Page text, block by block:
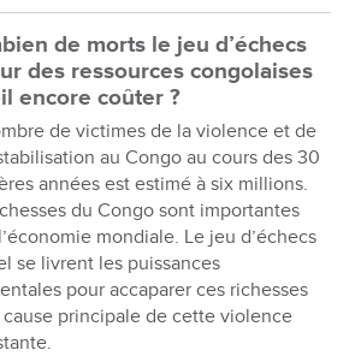
de morts le jeu d’échecs
des ressources congolaises
encore coûter ?
de victimes de la violence et de
au Congo au cours des 30
années est estimé à six millions.
du Congo sont importantes
mondiale. Le jeu d’échecs
se livrent les puissances
pour accaparer ces richesses
cause principale de cette violence